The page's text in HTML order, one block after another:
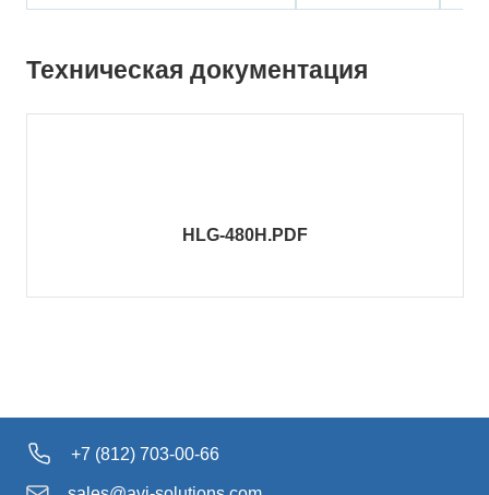
Техническая документация
HLG-480H.PDF
+7 (812) 703-00-66